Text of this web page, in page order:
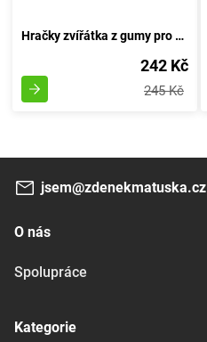
Hračky zvířátka z gumy pro koupání na farmě
242 Kč
245 Kč
jsem@zdenekmatuska.cz
O nás
Spolupráce
Kategorie